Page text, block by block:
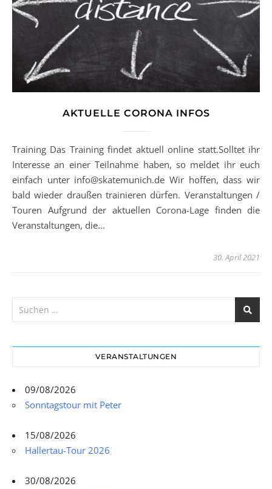
AKTUELLE CORONA INFOS
Training Das Training findet aktuell online statt.Solltet ihr
Interesse an einer Teilnahme haben, so meldet ihr euch
einfach unter info@skatemunich.de Wir hoffen, dass wir
bald wieder draußen trainieren dürfen. Veranstaltungen /
Touren Aufgrund der aktuellen Corona-Lage finden die
Veranstaltungen, die…
30. April 2021
VERANSTALTUNGEN
09/08/2026
Sonntagstour mit Peter
15/08/2026
Hallertau-Tour 2026
30/08/2026